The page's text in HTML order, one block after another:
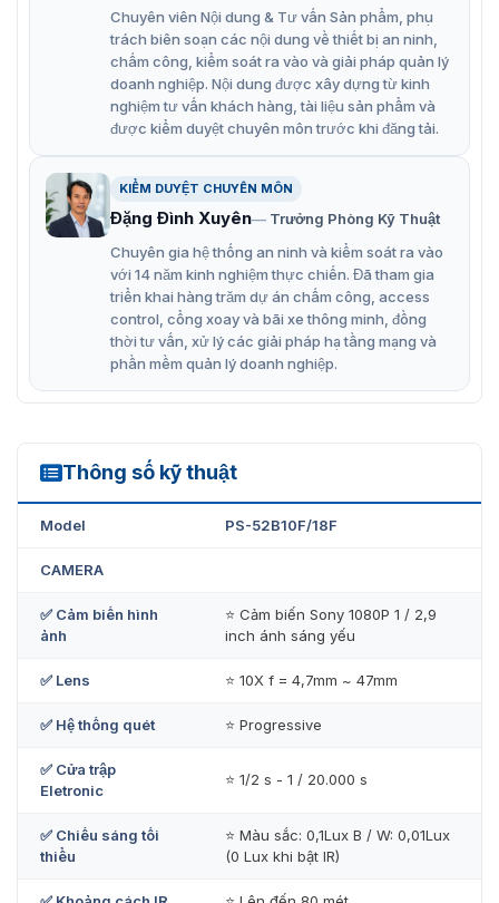
năng và thông số nổi bật khác được trang bị vào sản
Đặc điểm nổi bật của camera an ninh PS-
52B10F/18F
Thiết bị
bật cho khả năng đảm bảo an ninh được hiệu quả. Đây
là dòng camera công nghệ được nhiều lựa chọn và có
đánh giá tốt trên thị trường.
Cung cấp video chất lượng cao với băng thông thấp
hơn tới 70%.
H.265 + là sự phát triển tối ưu hóa của H.265 và
H.264 truyền thống.
Smart H.265+ gồm một loạt chiến lược mã hóa như
Cảm biến Sony 1080P ánh sáng yếu 1 / 2,9 “
Ghi tối đa 25/30 khung hình / giây @ 1080P
Camera PTZ có thể hoạt động bình thường trong môi
Chuyên viên Nội dung & Tư vấn Sản phẩm, phụ
trách biên soạn các nội dung về thiết bị an ninh,
chấm công, kiểm soát ra vào và giải pháp quản lý
doanh nghiệp. Nội dung được xây dựng từ kinh
nghiệm tư vấn khách hàng, tài liệu sản phẩm và
được kiểm duyệt chuyên môn trước khi đăng tải.
KIỂM DUYỆT CHUYÊN MÔN
Đặng Đình Xuyên
Trưởng Phòng Kỹ Thuật
Chuyên gia hệ thống an ninh và kiểm soát ra vào
với 14 năm kinh nghiệm thực chiến. Đã tham gia
triển khai hàng trăm dự án chấm công, access
control, cổng xoay và bãi xe thông minh, đồng
thời tư vấn, xử lý các giải pháp hạ tầng mạng và
phần mềm quản lý doanh nghiệp.
Thông số kỹ thuật
PS-52B10F/18F
Model PS-52B10F/18F
CAMERA
✅ Cảm biến hình
ảnh
⭐ Cảm biến Sony 1080P 1 / 2,9
inch ánh sáng yếu
✅ Lens ⭐ 10X f = 4,7mm ~ 47mm
✅ Hệ thống quét ⭐ Progressive
✅ Cửa trập
Eletronic
⭐ 1/2 s - 1 / 20.000 s
✅ Chiếu sáng tối
thiểu
⭐ Màu sắc: 0,1Lux B / W: 0,01Lux
(0 Lux khi bật IR)